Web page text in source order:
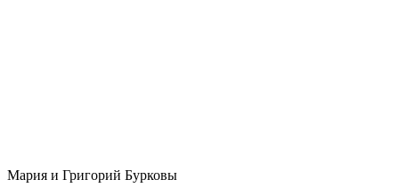
Мария и Григорий Бурковы